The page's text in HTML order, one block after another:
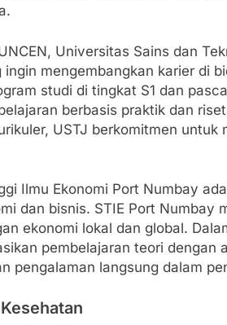
Universitas Sains dan
ingin mengembangkan karier di
studi di tingkat S1 dan
berbasis praktik dan
USTJ berkomitmen
Ilmu Ekonomi Port Numbay
dan bisnis. STIE Port
ekonomi lokal dan global.
pembelajaran teori dengan
pengalaman langsung dalam